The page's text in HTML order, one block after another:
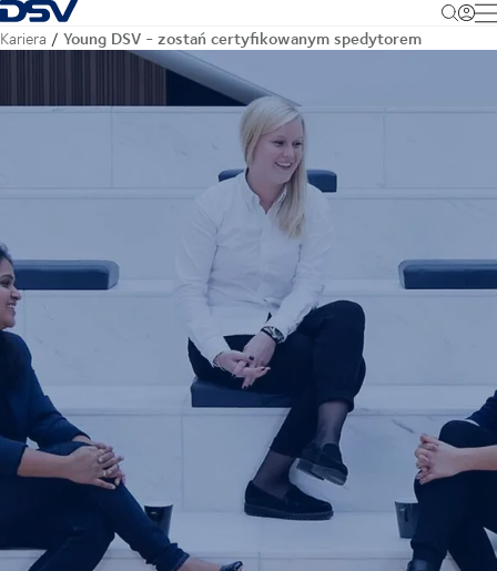
Cofnij do strony głównej
Kariera Young DSV - zostań certyfikowanym spedytorem